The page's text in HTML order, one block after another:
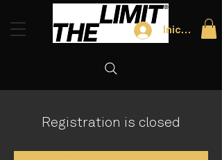
Iniciar
Registration is closed